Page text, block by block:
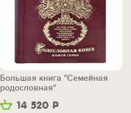
14 520 Р
Большая книга "Семейная
родословная"